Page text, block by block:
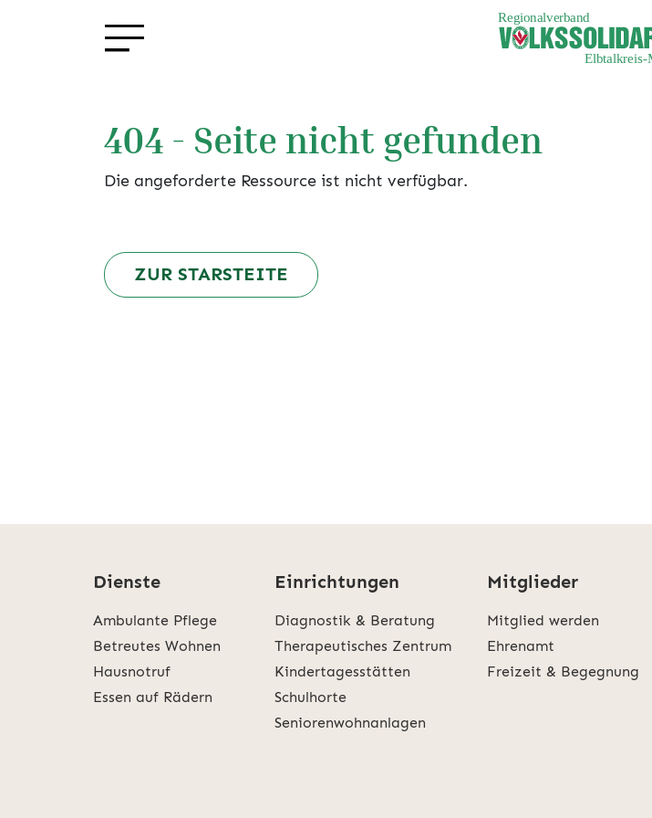
404 - Seite nicht gefunden
Die angeforderte Ressource ist nicht verfügbar.
ZUR STARSTEITE
Dienste
Ambulante Pflege
Betreutes Wohnen
Hausnotruf
Essen auf Rädern
Einrichtungen
Diagnostik & Beratung
Therapeutisches Zentrum
Kindertagesstätten
Schulhorte
Seniorenwohnanlagen
Mitglieder
Mitglied werden
Ehrenamt
Freizeit & Begegnung